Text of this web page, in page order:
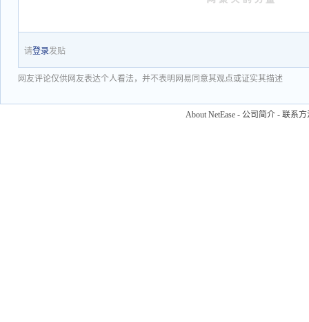
请登录发贴
网友评论仅供网友表达个人看法，并不表明网易同意其观点或证实其描述
About NetEase - 公司简介 - 联系方